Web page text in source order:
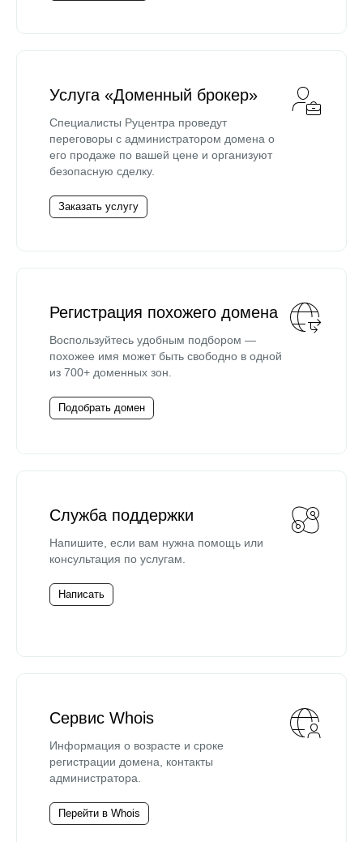
Услуга «Доменный брокер»
Специалисты Руцентра проведут
переговоры с администратором домена о
его продаже по вашей цене и организуют
безопасную сделку.
Заказать услугу
Регистрация похожего домена
Воспользуйтесь удобным подбором —
похожее имя может быть свободно в одной
из 700+ доменных зон.
Подобрать домен
Служба поддержки
Напишите, если вам нужна помощь или
консультация по услугам.
Написать
Сервис Whois
Информация о возрасте и сроке
регистрации домена, контакты
администратора.
Перейти в Whois